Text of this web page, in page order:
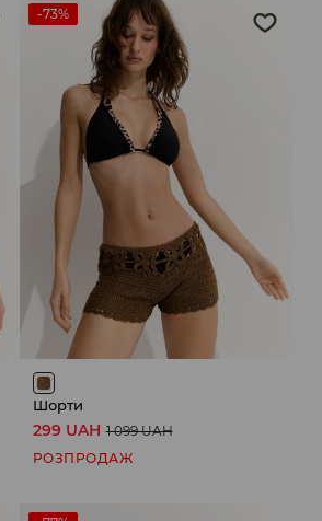
-73%
Шорти
299 UAH 1 099 UAH
РОЗПРОДАЖ